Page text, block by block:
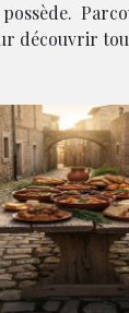
découvrir